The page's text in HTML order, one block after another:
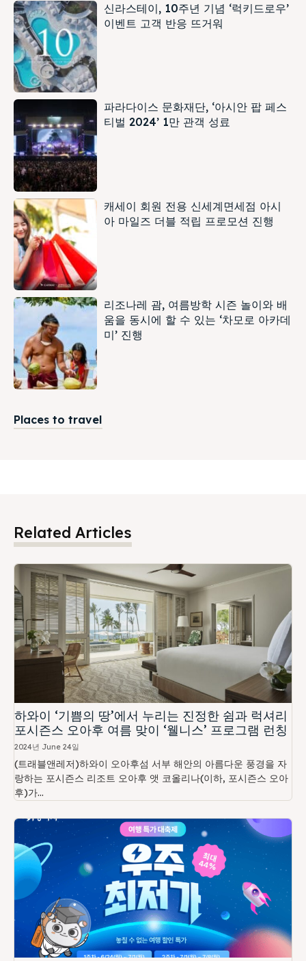
신라스테이, 10주년 기념 ‘럭키드로우’
이벤트 고객 반응 뜨거워
파라다이스 문화재단, ‘아시안 팝 페스
티벌 2024’ 1만 관객 성료
캐세이 회원 전용 신세계면세점 아시
아 마일즈 더블 적립 프로모션 진행
리조나레 괌, 여름방학 시즌 놀이와 배
움을 동시에 할 수 있는 ‘차모로 아카데
미’ 진행
Places to travel
Related Articles
하와이 ‘기쁨의 땅’에서 누리는 진정한 쉼과 럭셔리
포시즌스 오아후 여름 맞이 ‘웰니스’ 프로그램 런칭
2024년 June 24일
(트래블앤레저)하와이 오아후섬 서부 해안의 아름다운 풍경을 자
랑하는 포시즌스 리조트 오아후 앳 코올리나(이하, 포시즌스 오아
후)가...